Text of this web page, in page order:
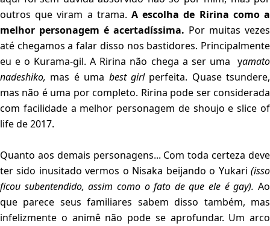
outros que viram a trama. A escolha de Ririna como a
melhor personagem é acertadíssima. Por muitas vezes
até chegamos a falar disso nos bastidores. Principalmente
eu e o Kurama-gil. A Ririna não chega a ser uma yamato
nadeshiko, mas é uma best girl perfeita. Quase tsundere,
mas não é uma por completo. Ririna pode ser considerada
com facilidade a melhor personagem de shoujo e slice of
life de 2017.
Quanto aos demais personagens... Com toda certeza deve
ter sido inusitado vermos o Nisaka beijando o Yukari (isso
ficou subentendido, assim como o fato de que ele é gay). Ao
que parece seus familiares sabem disso também, mas
infelizmente o animê não pode se aprofundar. Um arco